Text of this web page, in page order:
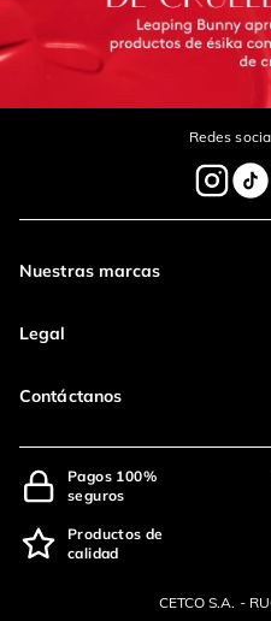
Redes
Nuestras marcas
Legal
Contáctanos
Pagos 100%
seguros
Productos de
calidad
CETCO S.A. -